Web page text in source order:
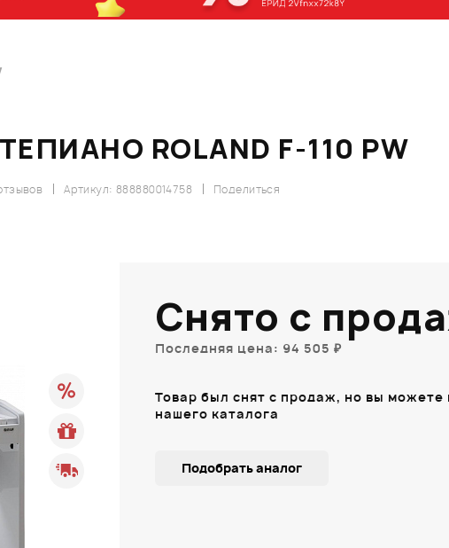
ROLAND F-110 PW
Поделиться
Артикул: 888880014758
Снято с
Последняя цена: 94 505 ₽
Товар был снят с продаж, но вы можете
нашего каталога
Подобрать аналог